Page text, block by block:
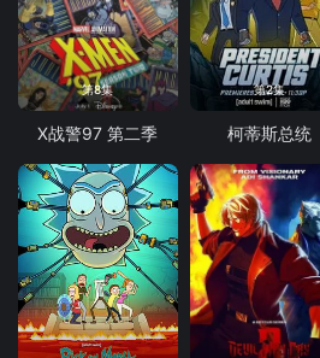
第8集
X战警97 第二季
第2集
柯蒂斯总统